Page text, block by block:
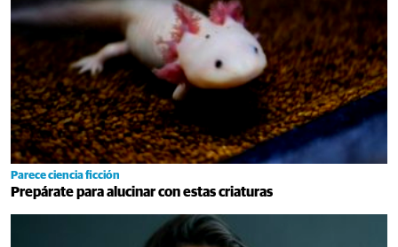
Parece ciencia ficción
Prepárate para alucinar con estas criaturas